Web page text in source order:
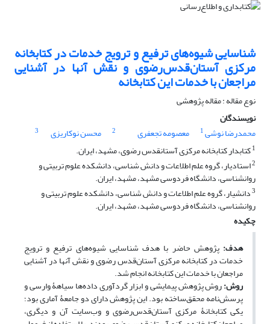
شناسایی شیوه‌های ترفیع و ترویج خدمات در کتابخانه
مرکزی آستان‌قدس‌رضوی و نقش آنها در آشنایی
مراجعان با خدمات این کتابخانه
نوع مقاله : مقاله پژوهشی
نویسندگان
محمدرضا نوشی1 معصومه تجعفری 2 محسن نوکاریزی
3
1کتابدار کتابخانه مرکزی آستانقدس رضوی، مشهد، ایران.
2استادیار، گروه علم اطلاعات و دانش شناسی، دانشکده علوم تربیتی و
روانشناسی، دانشگاه فردوسی مشهد، مشهد، ایران.
3دانشیار، گروه علم اطلاعات و دانش شناسی، دانشکده علوم تربیتی و
روانشناسی، دانشگاه فردوسی مشهد، مشهد، ایران.
چکیده
هدف:پژوهش حاضر با هدف شناسایی شیوه‌های ترفیع و ترویج
خدمات در کتابخانه مرکزی آستان‌قدس رضوی و نقش آنها در آشنایی
مراجعان با خدمات این کتابخانه انجام شد.
روش:روش پژوهش پیمایشی و ابزار گردآوری داده‌ها سیاهۀ وارسی و
پرسش‌نامه محقق‌ساخته بود. این پژوهش دارای دو جامعۀ آماری بود؛
یکی کتابخانۀ مرکزی آستان‌قدس‌رضوی و وب‌سایت آن و دیگری،